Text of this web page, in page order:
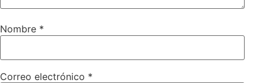
Nombre *
Correo electrónico *